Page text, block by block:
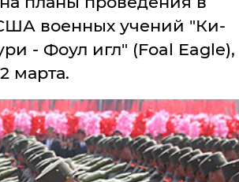
военных учений "Ки-
- Фоул игл" (Foal Eagle),
марта.